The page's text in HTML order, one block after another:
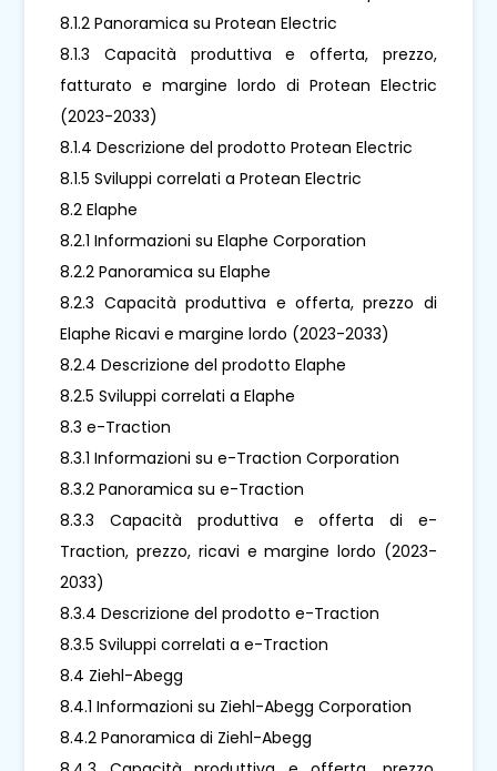
8.1.2 Panoramica su Protean Electric
8.1.3 Capacità produttiva e offerta, prezzo,
fatturato e margine lordo di Protean Electric
(2023-2033)
8.1.4 Descrizione del prodotto Protean Electric
8.1.5 Sviluppi correlati a Protean Electric
8.2 Elaphe
8.2.1 Informazioni su Elaphe Corporation
8.2.2 Panoramica su Elaphe
8.2.3 Capacità produttiva e offerta, prezzo di
Elaphe Ricavi e margine lordo (2023-2033)
8.2.4 Descrizione del prodotto Elaphe
8.2.5 Sviluppi correlati a Elaphe
8.3 e-Traction
8.3.1 Informazioni su e-Traction Corporation
8.3.2 Panoramica su e-Traction
8.3.3 Capacità produttiva e offerta di e-
Traction, prezzo, ricavi e margine lordo (2023-
2033)
8.3.4 Descrizione del prodotto e-Traction
8.3.5 Sviluppi correlati a e-Traction
8.4 Ziehl-Abegg
8.4.1 Informazioni su Ziehl-Abegg Corporation
8.4.2 Panoramica di Ziehl-Abegg